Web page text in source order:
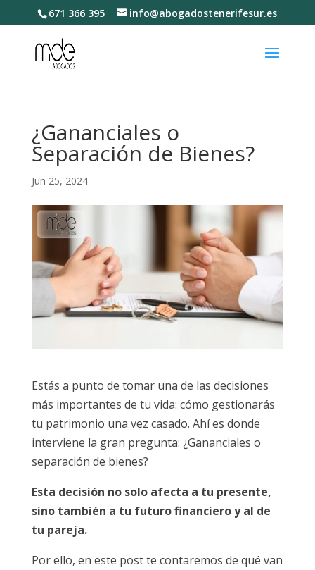
671 366 395 info@abogadostenerifesur.es
¿Gananciales o
Separación de Bienes?
Jun 25, 2024
Estás a punto de tomar una de las decisiones
más importantes de tu vida: cómo gestionarás
tu patrimonio una vez casado. Ahí es donde
interviene la gran pregunta: ¿Gananciales o
separación de bienes?
Esta decisión no solo afecta a tu presente,
sino también a tu futuro financiero y al de
tu pareja.
Por ello, en este post te contaremos de qué van